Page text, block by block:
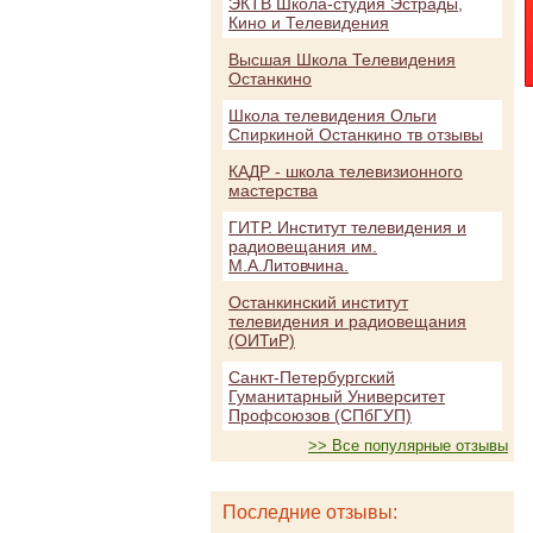
Кино и Телевидения
Высшая Школа Телевидения
Останкино
Школа телевидения Ольги
Спиркиной Останкино тв отзывы
КАДР - школа телевизионного
мастерства
ГИТР. Институт телевидения и
радиовещания им.
М.А.Литовчина.
Останкинский институт
телевидения и радиовещания
(ОИТиР)
Санкт-Петербургский
Гуманитарный Университет
Профсоюзов (СПбГУП)
>> Все популярные отзывы
Последние отзывы: